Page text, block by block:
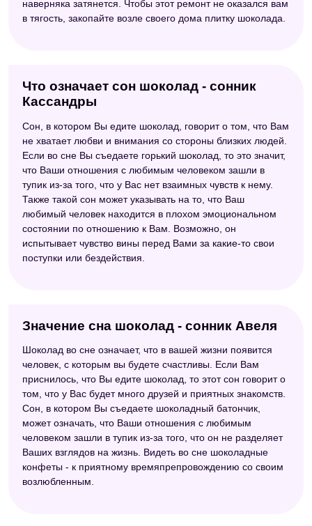
наверняка затянется. Чтобы этот ремонт не оказался вам
в тягость, закопайте возле своего дома плитку шоколада.
Что означает сон шоколад - сонник
Кассандры
Сон, в котором Вы едите шоколад, говорит о том, что Вам
не хватает любви и внимания со стороны близких людей.
Если во сне Вы съедаете горький шоколад, то это значит,
что Ваши отношения с любимым человеком зашли в
тупик из-за того, что у Вас нет взаимных чувств к нему.
Также такой сон может указывать на то, что Ваш
любимый человек находится в плохом эмоциональном
состоянии по отношению к Вам. Возможно, он
испытывает чувство вины перед Вами за какие-то свои
поступки или бездействия.
Значение сна шоколад - сонник Авеля
Шоколад во сне означает, что в вашей жизни появится
человек, с которым вы будете счастливы. Если Вам
приснилось, что Вы едите шоколад, то этот сон говорит о
том, что у Вас будет много друзей и приятных знакомств.
Сон, в котором Вы съедаете шоколадный батончик,
может означать, что Ваши отношения с любимым
человеком зашли в тупик из-за того, что он не разделяет
Ваших взглядов на жизнь. Видеть во сне шоколадные
конфеты - к приятному времяпрепровождению со своим
возлюбленным.